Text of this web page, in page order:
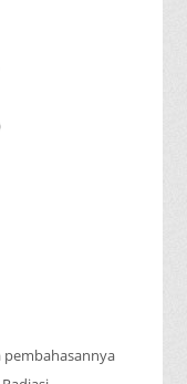
pembahasannya